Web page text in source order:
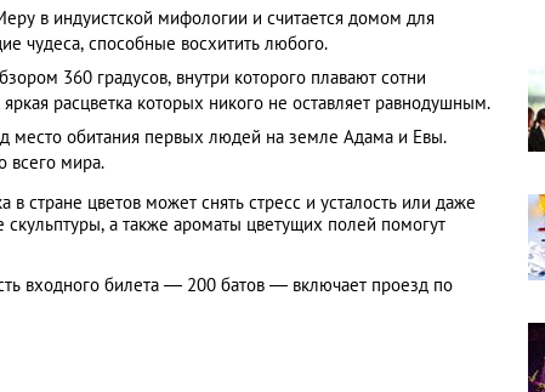
в индуистской мифологии и считается домом для
чудеса, способные восхитить любого.
360 градусов, внутри которого плавают сотни
расцветка которых никого не оставляет равнодушным.
место обитания первых людей на земле Адама и Евы.
всего мира.
стране цветов может снять стресс и усталость или даже
а также ароматы цветущих полей помогут
входного билета ― 200 батов ― включает проезд по